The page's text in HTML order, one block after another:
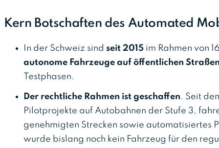
Kern Botschaften des Automated
In der Schweiz sind seit 2015 im Rahmen von
autonome Fahrzeuge auf öffentlichen
Testphasen.
Der rechtliche Rahmen ist geschaffen. Seit
Pilotprojekte auf Autobahnen der Stufe 3,
genehmigten Strecken sowie automatisiertes
wurde bislang noch kein Fahrzeug für den